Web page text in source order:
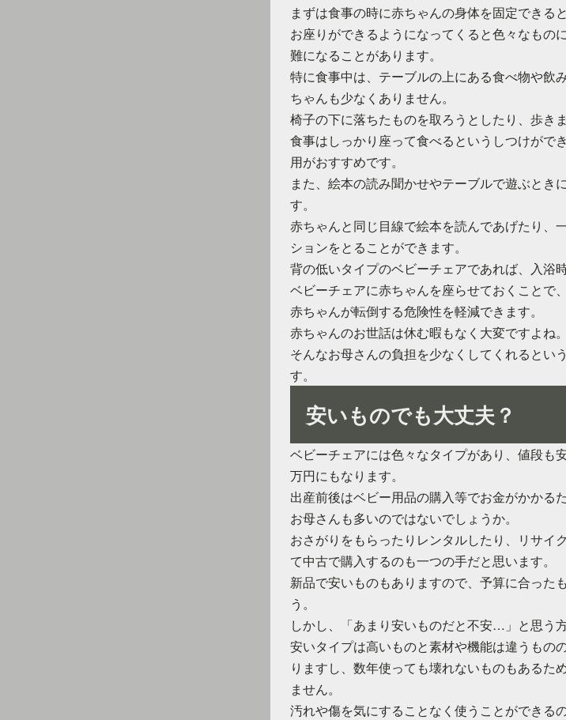
まずは食事の時に赤ちゃんの身体を固定できる
お座りができるようになってくると色々なもの
難になることがあります。
特に食事中は、テーブルの上にある食べ物や飲
ちゃんも少なくありません。
椅子の下に落ちたものを取ろうとしたり、歩き
食事はしっかり座って食べるというしつけがで
用がおすすめです。
また、絵本の読み聞かせやテーブルで遊ぶとき
す。
赤ちゃんと同じ目線で絵本を読んであげたり、
ションをとることができます。
背の低いタイプのベビーチェアであれば、入浴
ベビーチェアに赤ちゃんを座らせておくことで
赤ちゃんが転倒する危険性を軽減できます。
赤ちゃんのお世話は休む暇もなく大変ですよね。
そんなお母さんの負担を少なくしてくれるとい
す。
安いものでも大丈夫？
ベビーチェアには色々なタイプがあり、値段も
万円にもなります。
出産前後はベビー用品の購入等でお金がかかる
お母さんも多いのではないでしょうか。
おさがりをもらったりレンタルしたり、リサイ
て中古で購入するのも一つの手だと思います。
新品で安いものもありますので、予算に合った
う。
しかし、「あまり安いものだと不安…」と思う
安いタイプは高いものと素材や機能は違うもの
りますし、数年使っても壊れないものもあるた
ません。
汚れや傷を気にすることなく使うことができる